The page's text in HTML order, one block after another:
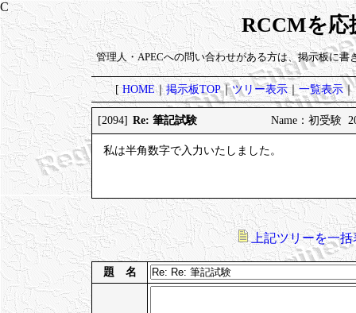
RCCMを応
管理人・APECへの問い合わせがある方は、掲示板に書
[HOME｜掲示板TOP｜ツリー表示｜一覧表示｜
[2094] Re: 筆記試験 Name：初受験
私は半角数字で入力いたしました。
上記ツリーを一括
題 名